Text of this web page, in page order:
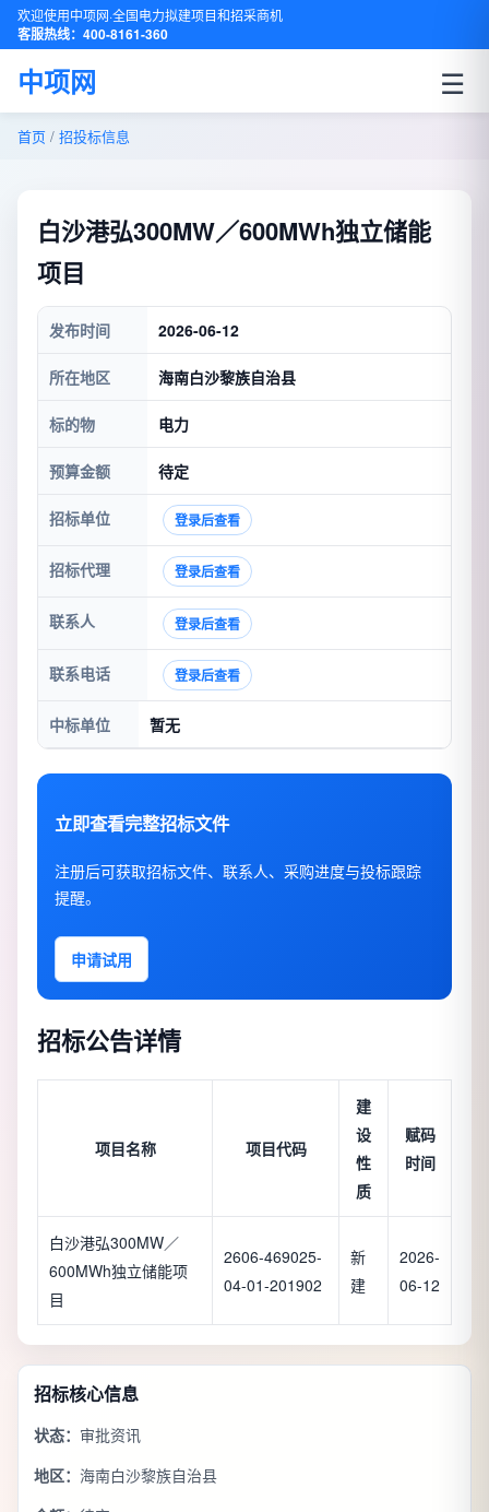
欢迎使用中项网·全国电力拟建项目和招采商机
客服热线：400-8161-360
中项网 ☰
首页 / 招投标信息
白沙港弘300MW／600MWh独立储能
项目
发布时间 2026-06-12
所在地区 海南白沙黎族自治县
标的物 电力
预算金额 待定
招标单位 登录后查看
招标代理 登录后查看
联系人 登录后查看
联系电话 登录后查看
中标单位 暂无
立即查看完整招标文件
注册后可获取招标文件、联系人、采购进度与投标跟踪
提醒。
申请试用
招标公告详情
项目名称 项目代码
建
设
性
质
赋码
时间
白沙港弘300MW／
600MWh独立储能项
目
2606-469025-
04-01-201902
新
建
2026-
06-12
招标核心信息
状态： 审批资讯
地区： 海南白沙黎族自治县